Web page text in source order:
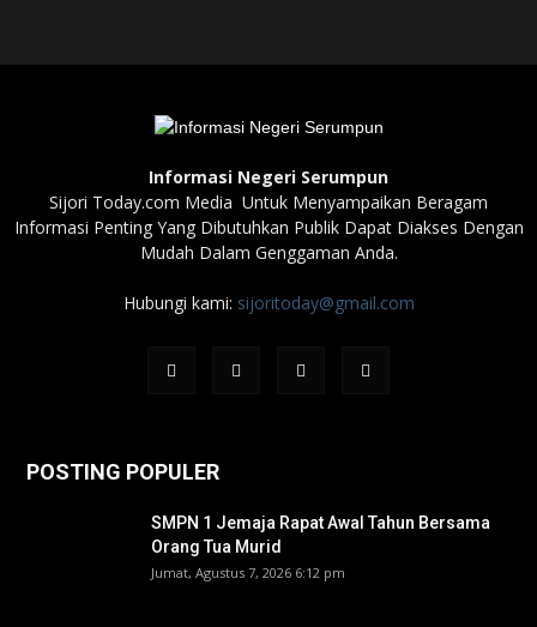
Informasi Negeri Serumpun
Sijori Today.com Media Untuk Menyampaikan Beragam
Informasi Penting Yang Dibutuhkan Publik Dapat Diakses Dengan
Mudah Dalam Genggaman Anda.
Hubungi kami: sijoritoday@gmail.com
POSTING POPULER
SMPN 1 Jemaja Rapat Awal Tahun Bersama
Orang Tua Murid ‎
Jumat, Agustus 7, 2026 6:12 pm